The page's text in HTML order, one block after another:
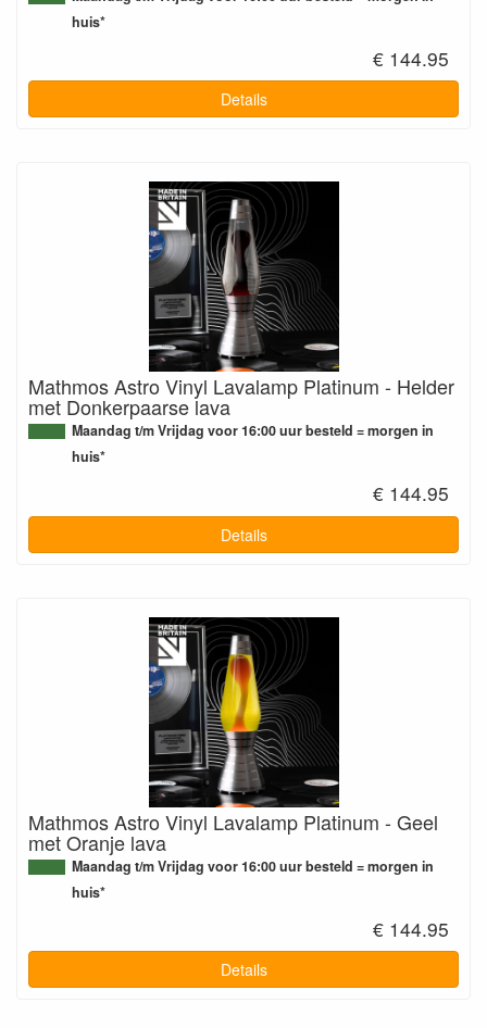
huis*
€ 144.95
Details
Mathmos Astro Vinyl Lavalamp Platinum - Helder
met Donkerpaarse lava
Maandag t/m Vrijdag voor 16:00 uur besteld = morgen in
huis*
€ 144.95
Details
Mathmos Astro Vinyl Lavalamp Platinum - Geel
met Oranje lava
Maandag t/m Vrijdag voor 16:00 uur besteld = morgen in
huis*
€ 144.95
Details